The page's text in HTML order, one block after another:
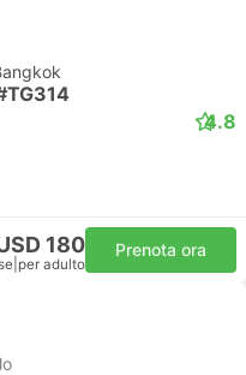
4.8
180
per adulto
Prenota ora